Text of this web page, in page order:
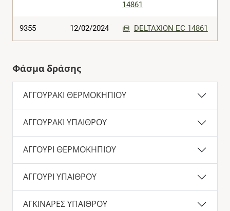
14861
9355 12/02/2024 DELTAXION EC 14861
Φάσμα δράσης
ΑΓΓΟΥΡΑΚΙ ΘΕΡΜΟΚΗΠΙΟΥ
ΑΓΓΟΥΡΑΚΙ ΥΠΑΙΘΡΟΥ
ΑΓΓΟΥΡΙ ΘΕΡΜΟΚΗΠΙΟΥ
ΑΓΓΟΥΡΙ ΥΠΑΙΘΡΟΥ
ΑΓΚΙΝΑΡΕΣ ΥΠΑΙΘΡΟΥ